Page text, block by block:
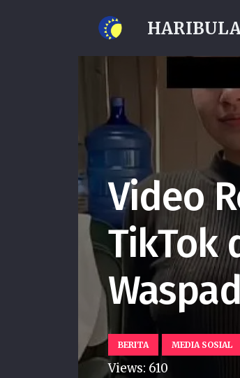
Video
TikTok
BERITA MEDIA SOSIAL
Views: 610